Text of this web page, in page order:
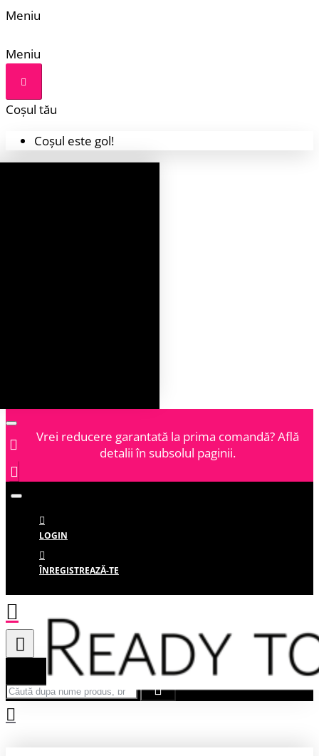
Meniu
Meniu
Coșul tău
Coșul este gol!
Vrei reducere garantată la prima comandă? Află
detalii în subsolul paginii.
LOGIN
ÎNREGISTREAZĂ-TE
Căută după nume produs, brand...